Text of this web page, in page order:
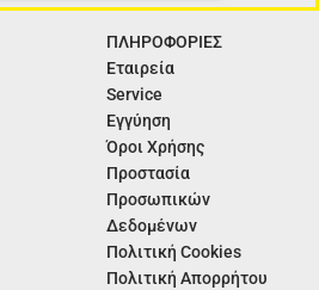
ΠΛΗΡΟΦΟΡΙΕΣ
Εταιρεία
Service
Εγγύηση
Όροι Χρήσης
Προστασία
Προσωπικών
Δεδομένων
Πολιτική Cookies
Πολιτική Απορρήτου